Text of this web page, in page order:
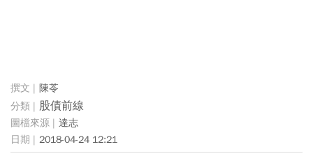
陳苓
股債前線
達志
2018-04-24 12:21